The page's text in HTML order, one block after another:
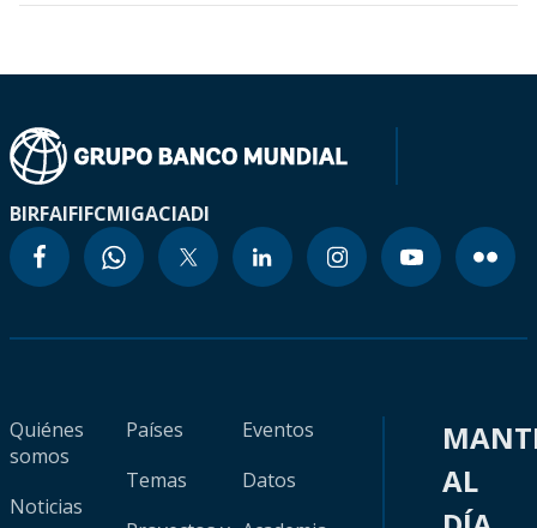
BIRFAIFIFCMIGACIADI
Quiénes
somos
Noticias
Países
Temas
Eventos
Datos
AL